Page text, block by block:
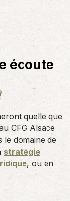
écoute
quelle que
CFG Alsace
le domaine de
stratégie
, ou en